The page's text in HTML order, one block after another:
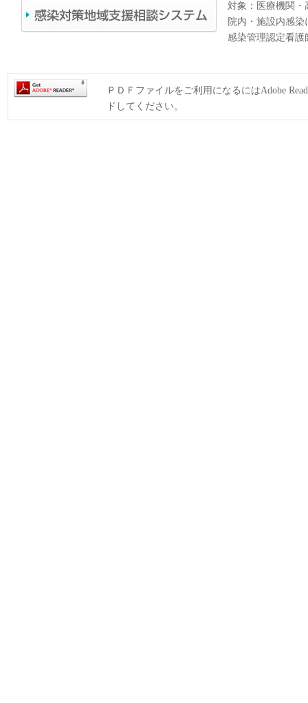
対象：医療機関・
院内・施設内感
感染管理認定看
ＰＤＦファイルをご利用になるにはAdobe
ドしてください。